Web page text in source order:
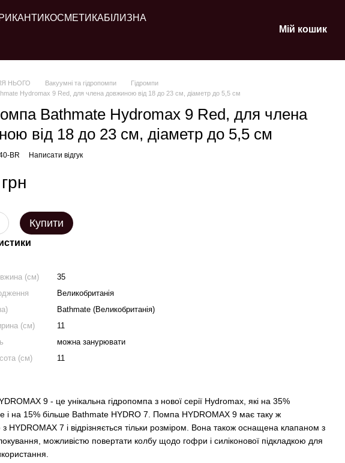
КОСМЕТИКАБІЛИЗНА
Мій кошик
НЬОГО Вакуумні та гідропомпи
Гідромпи
Hydromax 9 Red, для члена довжиною від 18 до 23 см, діаметр до 5,5 см
Bathmate Hydromax 9 Red, для члена
від 18 до 23 см, діаметр до 5,5 см
BR Написати відгук
Купити
(см)
35
Великобританія
Bathmate (Великобританія)
(см)
11
можна занурювати
(см)
11
9 - це унікальна гідропомпа з нової серії Hydromax, які на 35%
і на 15% більше Bathmate HYDRO 7. Помпа HYDROMAX 9 має таку ж
з HYDROMAX 7 і відрізняється тільки розміром. Вона також оснащена клапаном з
можливістю повертати колбу щодо гофри і силіконової підкладкою для